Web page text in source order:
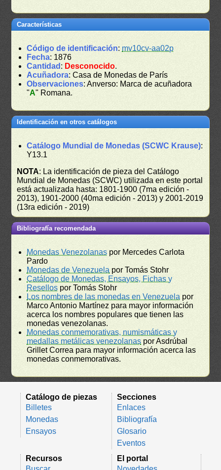
Características
Código de identificación: mv10cv-aa02p
Fecha: 1876
Cantidad : Desconocido.
Acuñadora: Casa de Monedas de París
Observaciones: Anverso: Marca de acuñadora
"A" Romana.
Identificación en otros catálogos
Catálogo Mundial de Monedas (SCWC Krause):
Y13.1
NOTA: La identificación de pieza del Catálogo
Mundial de Monedas (SCWC) utilizada en este portal
está actualizada hasta: 1801-1900 (7ma edición -
2013), 1901-2000 (40ma edición - 2013) y 2001-2019
(13ra edición - 2019)
Bibliografía recomendada
Monedas Venezolanas por Mercedes Carlota
Pardo
Monedas de Venezuela por Tomás Stohr
Catálogo de Monedas, Ensayos, Fichas y
Resellos por Tomás Stohr
Los nombres de las monedas en Venezuela por
Marco Antonio Martínez para mayor información
acerca los nombres populares que tienen las
monedas venezolanas.
Monedas conmemorativas, numismáticas y
medallas metálicas venezolanas por Asdrúbal
Grillet Correa para mayor información acerca las
monedas conmemorativas.
Catálogo de piezas
Billetes
Monedas
Ensayos
Secciones
Enlaces
Bibliografía
Glosario
Eventos
Recursos
El portal